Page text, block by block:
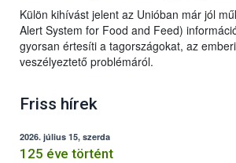
Külön kihívást jelent az Unióban már jól
Alert System for Food and Feed)
gyorsan értesíti a tagországokat, az
veszélyeztető problémáról.
Friss hírek
2026. július 15, szerda
125 éve történt